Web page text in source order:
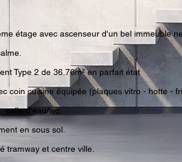
étage avec ascenseur d'un bel immeuble
Type 2 de 36.76m² en parfait état
coin cuisine équipée (plaques vitro - hotte -
salle d'eau/wc.
en sous sol.
tramway et centre ville.